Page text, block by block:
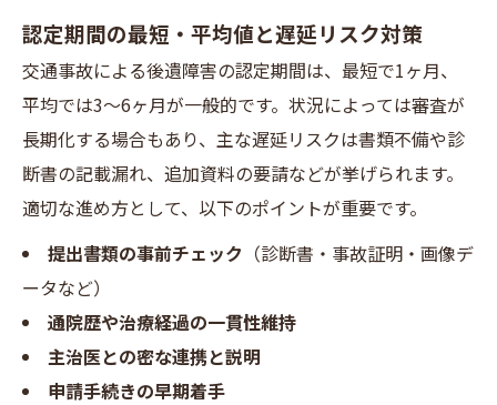
認定期間の最短・平均値と遅延リスク対策
交通事故による後遺障害の認定期間は、最短で1ヶ月、
平均では3〜6ヶ月が一般的です。状況によっては審査が
長期化する場合もあり、主な遅延リスクは書類不備や診
断書の記載漏れ、追加資料の要請などが挙げられます。
適切な進め方として、以下のポイントが重要です。
提出書類の事前チェック （診断書・事故証明・画像デ
ータなど）
通院歴や治療経過の一貫性維持
主治医との密な連携と説明
申請手続きの早期着手